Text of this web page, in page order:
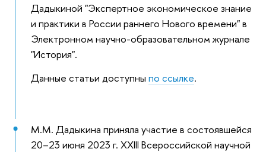
Дадыкиной "Экспертное экономическое знание
и практики в России раннего Нового времени" в
Электронном научно-образовательном журнале
"История".
Данные статьи доступны по ссылке.
М.М. Дадыкина приняла участие в состоявшейся
20–23 июня 2023 г. XXIII Всероссийской научной